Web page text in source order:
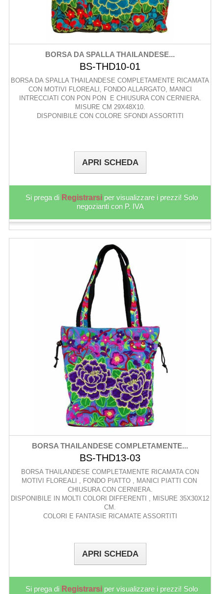
BORSA DA SPALLA THAILANDESE...
BS-THD10-01
BORSA DA SPALLA THAILANDESE COMPLETAMENTE RICAMATA
CON MOTIVI FLOREALI, FONDO ALLARGATO, MANICI
INTRECCIATI CON PON PON E CHIUSURA CON CERNIERA.
MISURE CM 29X48X10.
DISPONIBILE CON COLORE SFONDI ASSORTITI
APRI SCHEDA
Si prega di Registrarsi per visualizzare i prezzi! Solo
negozianti con P. IVA
BORSA THAILANDESE COMPLETAMENTE...
BS-THD13-03
BORSA THAILANDESE COMPLETAMENTE RICAMATA CON
MOTIVI FLOREALI , FONDO PIATTO , MANICI PIATTI CON
CHIUSURA CON CERNIERA.
DISPONIBILE IN MOLTI COLORI DIFFERENTI , MISURE 35X30X12
CM.
COLORI E FANTASIE RICAMATE ASSORTITI
APRI SCHEDA
Si prega di Registrarsi per visualizzare i prezzi! Solo